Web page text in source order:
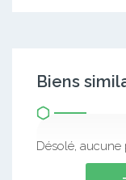
Biens
Désolé, aucune